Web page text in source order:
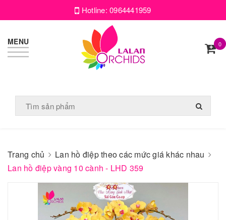
Hotline:0964441959
MENU 0
Trang chủ
Lan hồ điệp theo các mức giá khác nhau
Lan hồ điệp vàng 10 cành - LHD 359